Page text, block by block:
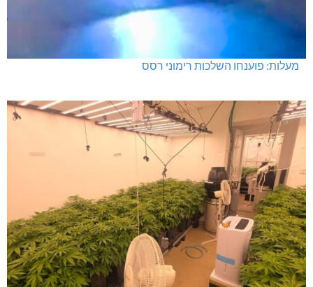
מעלות: פוענחו השלכות רימוני רסס